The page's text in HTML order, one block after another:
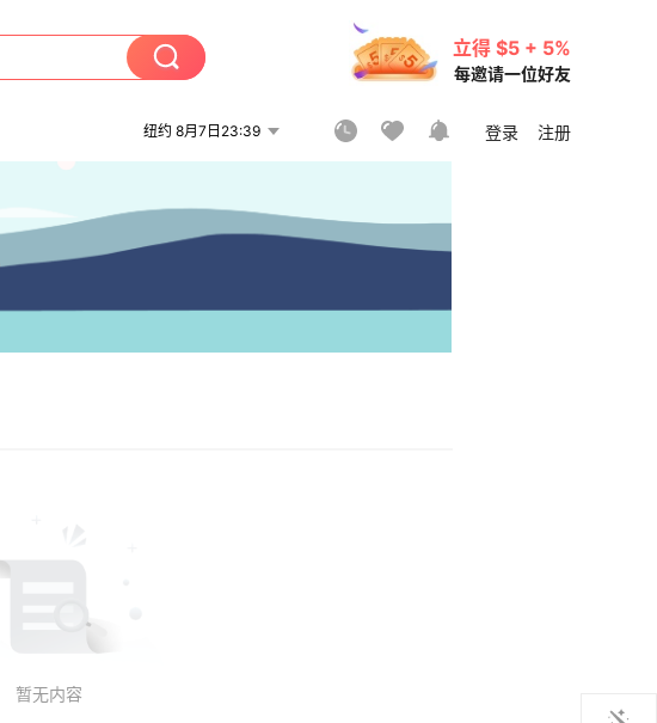
立得 $5 + 5%
每邀请一位好友
纽约 8月7日23:39 登录 注册